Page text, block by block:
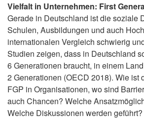
Vielfalt in Unternehmen: First
Gerade in Deutschland ist die soziale
Schulen, Ausbildungen und auch
internationalen Vergleich schwierig
Studien zeigen, dass in Deutschland
6 Generationen braucht, in einem
2 Generationen (OECD 2018). Wie ist
FGP in Organisationen, wo sind
auch Chancen? Welche
Welche Diskussionen werden geführt?